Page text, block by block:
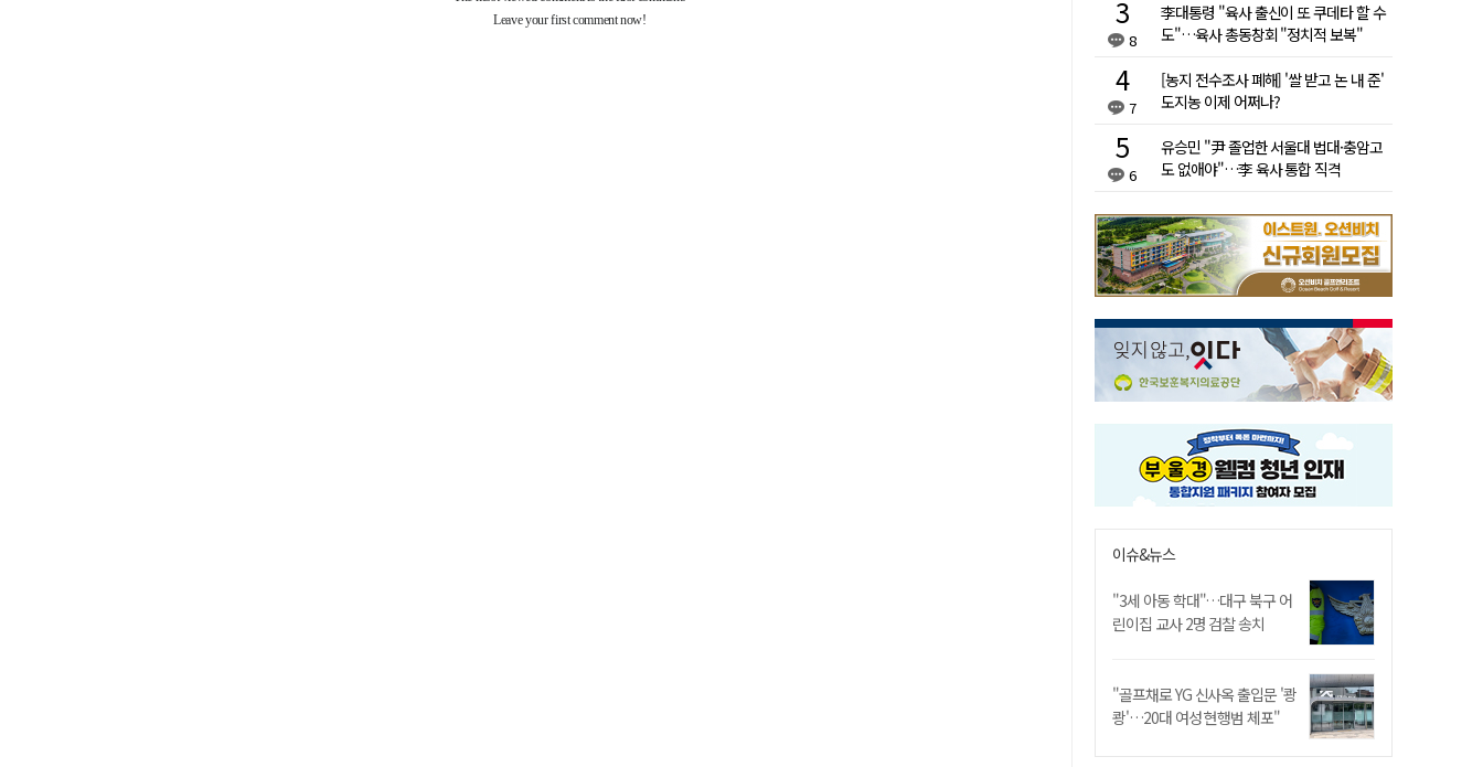
8
李대통령 "육사 출신이 또 쿠데타 할 수
도"…육사 총동창회 "정치적 보복"
7
[농지 전수조사 폐해] '쌀 받고 논 내 준'
도지농 이제 어쩌나?
6
유승민 "尹 졸업한 서울대 법대·충암고
도 없애야"…李 육사 통합 직격
이슈&뉴스
"3세 아동 학대"…대구 북구 어
린이집 교사 2명 검찰 송치
"골프채로 YG 신사옥 출입문 '쾅
쾅'…20대 여성 현행범 체포"